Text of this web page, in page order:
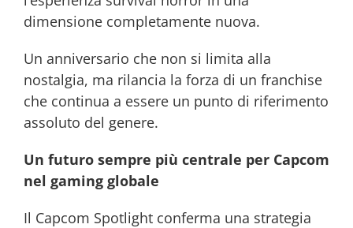
dimensione completamente nuova.
Un anniversario che non si limita alla
nostalgia, ma rilancia la forza di un franchise
che continua a essere un punto di riferimento
assoluto del genere.
Un futuro sempre più centrale per Capcom
nel gaming globale
Il Capcom Spotlight conferma una strategia